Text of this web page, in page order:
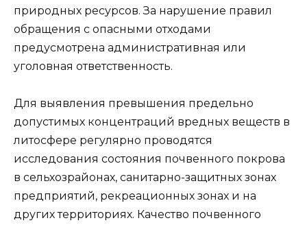
природных ресурсов. За нарушение правил
обращения с опасными отходами
предусмотрена административная или
уголовная ответственность.
Для выявления превышения предельно
допустимых концентраций вредных веществ в
литосфере регулярно проводятся
исследования состояния почвенного покрова
в сельхозрайонах, санитарно-защитных зонах
предприятий, рекреационных зонах и на
других территориях. Качество почвенного